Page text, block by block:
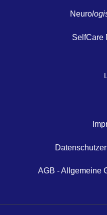
Neuro
SelfCare
AGB - Allgemeine